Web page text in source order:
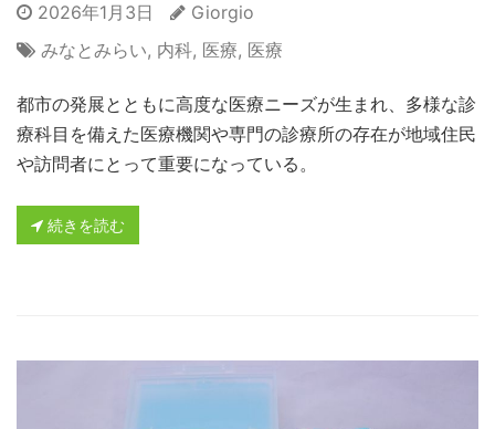
2026年1月3日
Giorgio
みなとみらい, 内科, 医療, 医療
都市の発展とともに高度な医療ニーズが生まれ、多様な診
療科目を備えた医療機関や専門の診療所の存在が地域住民
や訪問者にとって重要になっている。
続きを読む